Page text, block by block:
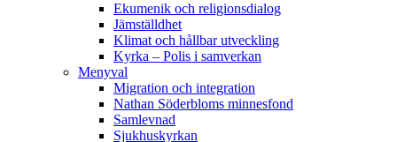
Ekumenik och religionsdialog
Jämställdhet
Klimat och hållbar utveckling
Kyrka – Polis i samverkan
Menyval
Migration och integration
Nathan Söderbloms minnesfond
Samlevnad
Sjukhuskyrkan